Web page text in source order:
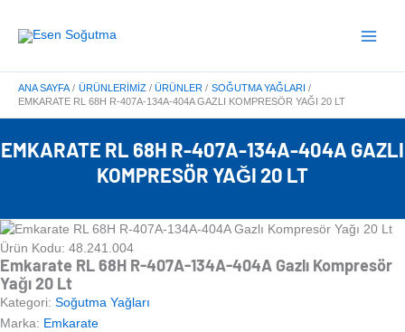
atla
Menu
ANA SAYFA ÜRÜNLERIMIZ ÜRÜNLER
SOĞUTMA YAĞLARI
EMKARATE RL 68H R-407A-134A-404A GAZLI KOMPRESÖR YAĞI 20 LT
EMKARATE RL 68H R-407A-134A-404A GAZLI
KOMPRESÖR YAĞI 20 LT
Ürün Kodu: 48.241.004
Emkarate RL 68H R-407A-134A-404A Gazlı Kompresör
Yağı 20 Lt
Kategori: Soğutma Yağları
Marka: Emkarate